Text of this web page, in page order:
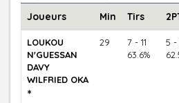
Joueurs Min Tirs
LOUKOU
N'GUESSAN
DAVY
WILFRIED OKA
*
29
7 - 11
63.6%
5 -